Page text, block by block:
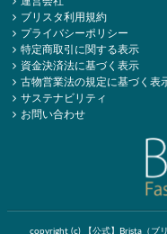
ブリスタ利用規約
プライバシーポリシー
特定商取引に関する表示
資金決済法に基づく表示
古物営業法の規定に基づく表
サステナビリティ
お問い合わせ
copyright (c) 【公式】Brista（ブ